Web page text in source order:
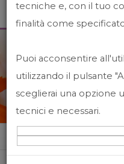
Home News&events
tecniche e, con il tuo
finalità come
Puoi acconsentire
utilizzando il pulsante
sceglierai una opzione
tecnici e necessari.